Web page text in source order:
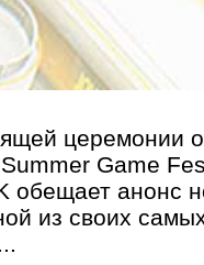
церемонии
Game
обещает анонс
из своих